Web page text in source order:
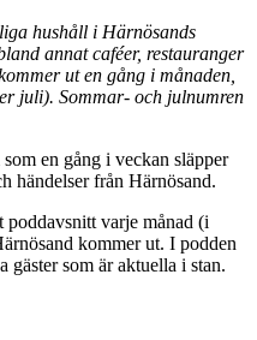
hushåll i Härnösands
annat caféer, restauranger
ut en gång i månaden,
juli). Sommar- och julnumren
en gång i veckan släpper
händelser från Härnösand.
poddavsnitt varje månad (i
kommer ut. I podden
som är aktuella i stan.